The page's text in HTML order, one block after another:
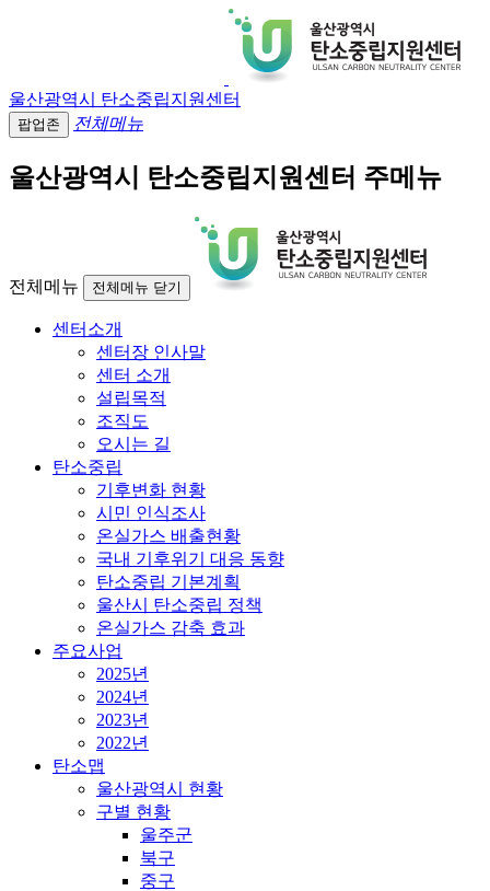
울산광역시 탄소중립지원센터
팝업존 전체메뉴
울산광역시 탄소중립지원센터 주메뉴
전체메뉴 전체메뉴 닫기
센터소개
센터장 인사말
센터 소개
설립목적
조직도
오시는 길
탄소중립
기후변화 현황
시민 인식조사
온실가스 배출현황
국내 기후위기 대응 동향
탄소중립 기본계획
울산시 탄소중립 정책
온실가스 감축 효과
주요사업
2025년
2024년
2023년
2022년
탄소맵
울산광역시 현황
구별 현황
울주군
북구
중구